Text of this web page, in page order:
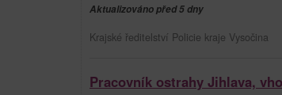
Aktualizováno před 5 dny
Krajské ředitelství Policie kraje Vysočina
Pracovník ostrahy Jihlava,